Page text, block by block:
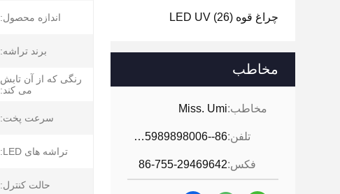
چراغ قوه LED UV (26)
مخاطب
مخاطب:Miss. Umi
تلفن: 86--18926468268-15989898006
فکس:86-755-29469642
اندازه محصول:
برند تراشه:
رنگی که از آن تابش
می کند:
سرعت پخت:
تراشه های LED:
حالت کنترل: